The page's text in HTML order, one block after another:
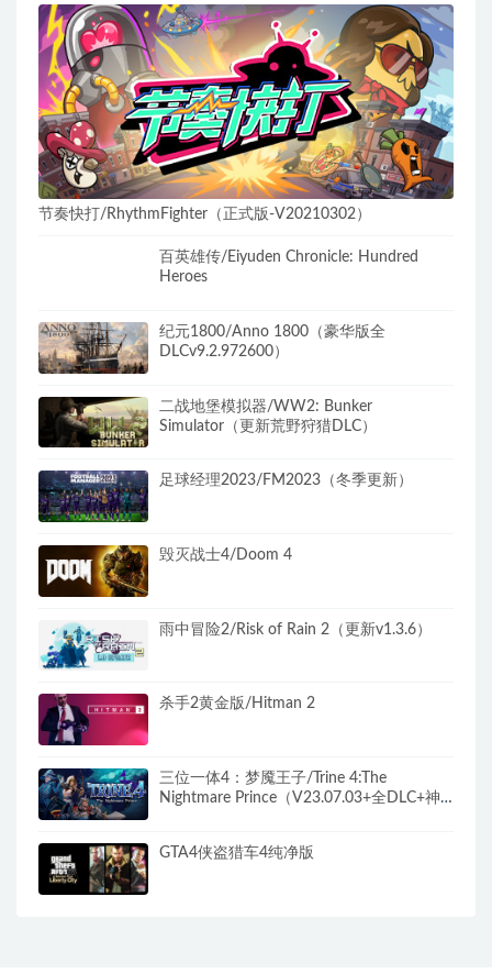
节奏快打/RhythmFighter（正式版-V20210302）
百英雄传/Eiyuden Chronicle: Hundred
Heroes
纪元1800/Anno 1800（豪华版全
DLCv9.2.972600）
二战地堡模拟器/WW2: Bunker
Simulator（更新荒野狩猎DLC）
足球经理2023/FM2023（冬季更新）
毁灭战士4/Doom 4
雨中冒险2/Risk of Rain 2（更新v1.3.6）
杀手2黄金版/Hitman 2
三位一体4：梦魇王子/Trine 4:The
Nightmare Prince（V23.07.03+全DLC+神
GTA4侠盗猎车4纯净版